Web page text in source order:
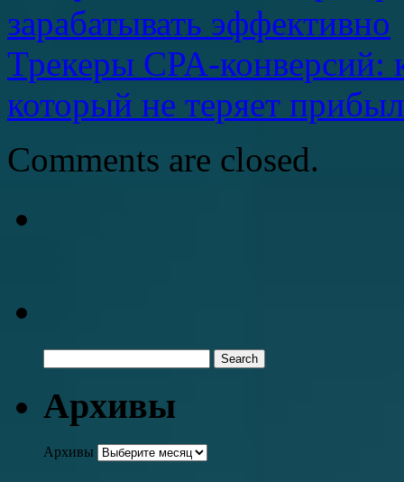
зарабатывать эффективно
Трекеры CPA-конверсий:
который не теряет
Comments are closed.
Архивы
Архивы